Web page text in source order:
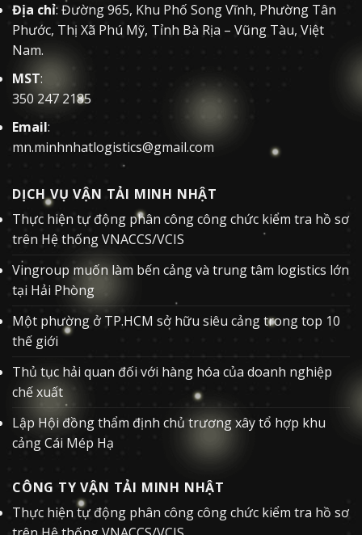
Địa chỉ: Đường 965, Khu Phố Song Vĩnh, Phường Tân
Phước, Thị Xã Phú Mỹ, Tỉnh Bà Rịa – Vũng Tàu, Việt
Nam.
MST:
350 247 2185
Email:
mn.minhnhatlogistics@gmail.com
DỊCH VỤ VẬN TẢI MINH NHẬT
Thực hiện tự động phân công công chức kiểm tra hồ sơ
trên Hệ thống VNACCS/VCIS
Vingroup muốn làm bến cảng và trung tâm logistics lớn
tại Hải Phòng
Một phường ở TP.HCM sở hữu siêu cảng trong top 10
thế giới
Thủ tục hải quan đối với hàng hóa của doanh nghiệp
chế xuất
Lập Hội đồng thẩm định chủ trương xây tổ hợp khu
cảng Cái Mép Hạ
CÔNG TY VẬN TẢI MINH NHẬT
Thực hiện tự động phân công công chức kiểm tra hồ sơ